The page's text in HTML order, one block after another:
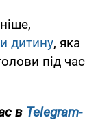
дитину, яка
під час
в Telegram-